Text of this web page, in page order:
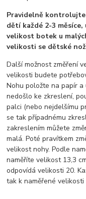
Pravidelně
dětí každé 2-3 měsíce,
velikost botek u
velikosti se dětské
Další možnost změření
velikosti budete
Nohu položte na papír
nedošlo ke zkreslení,
palci (nebo nejdelšímu
se tak případnému
zakreslením můžete
malá. Poté pravítkem
velikost nohy. Podle
naměříte velikost 13,3
odpovídá velikosti 20.
tak k naměřené